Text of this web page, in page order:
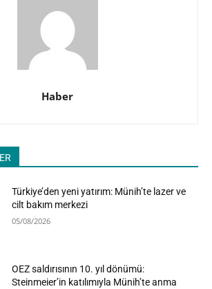
Haber
Türkiye’den yeni yatırım: Münih’te lazer ve
cilt bakım merkezi
05/08/2026
OEZ saldırısının 10. yıl dönümü:
Steinmeier’in katılımıyla Münih’te anma